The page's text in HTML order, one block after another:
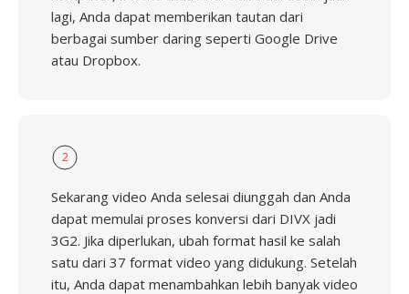
lagi, Anda dapat memberikan tautan dari
berbagai sumber daring seperti Google Drive
atau Dropbox.
2
Sekarang video Anda selesai diunggah dan Anda
dapat memulai proses konversi dari DIVX jadi
3G2. Jika diperlukan, ubah format hasil ke salah
satu dari 37 format video yang didukung. Setelah
itu, Anda dapat menambahkan lebih banyak video